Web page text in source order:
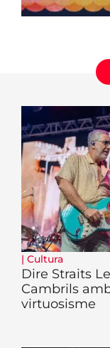
| Cultura
Dire Straits
Cambrils
virtuosisme